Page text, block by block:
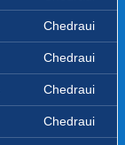
Chedraui
Chedraui
Chedraui
Chedraui